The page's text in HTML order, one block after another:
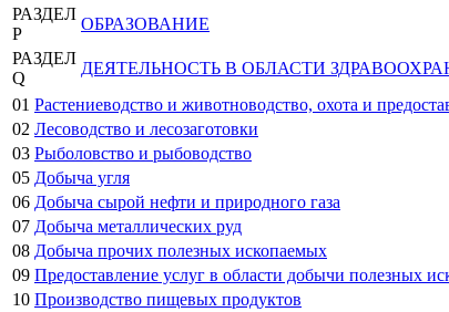
РАЗДЕЛ
P
ОБРАЗОВАНИЕ
РАЗДЕЛ
Q
ДЕЯТЕЛЬНОСТЬ В ОБЛАСТИ
01 Растениеводство и животноводство, охота и
02 Лесоводство и лесозаготовки
03 Рыболовство и рыбоводство
05 Добыча угля
06 Добыча сырой нефти и природного газа
07 Добыча металлических руд
08 Добыча прочих полезных ископаемых
09 Предоставление услуг в области добычи полезных
10 Производство пищевых продуктов